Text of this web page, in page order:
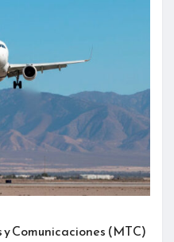
Comunicaciones (MTC)